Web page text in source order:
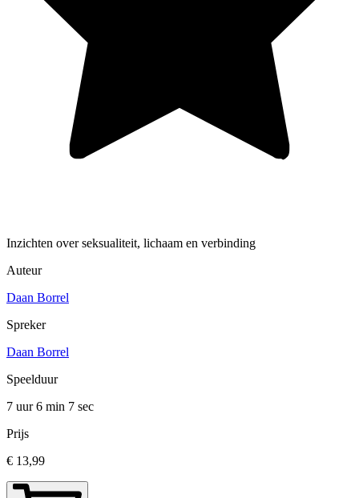
Inzichten over seksualiteit, lichaam en verbinding
Auteur
Daan Borrel
Spreker
Daan Borrel
Speelduur
7 uur 6 min 7 sec
Prijs
€ 13,99